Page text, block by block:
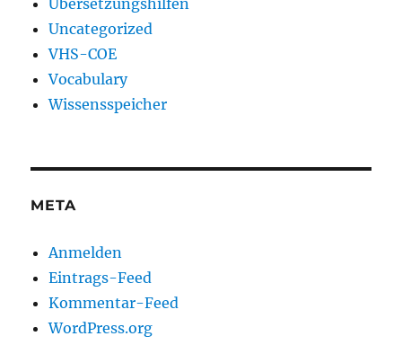
Uncategorized
VHS-COE
Vocabulary
Wissensspeicher
META
Anmelden
Eintrags-Feed
Kommentar-Feed
WordPress.org